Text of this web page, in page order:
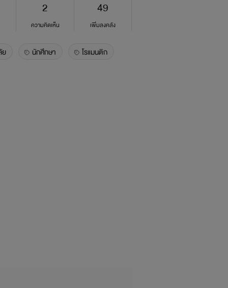
2
ความคิดเห็น
49
เพิ่มลงคลัง
นักศึกษา
โรแมนติก